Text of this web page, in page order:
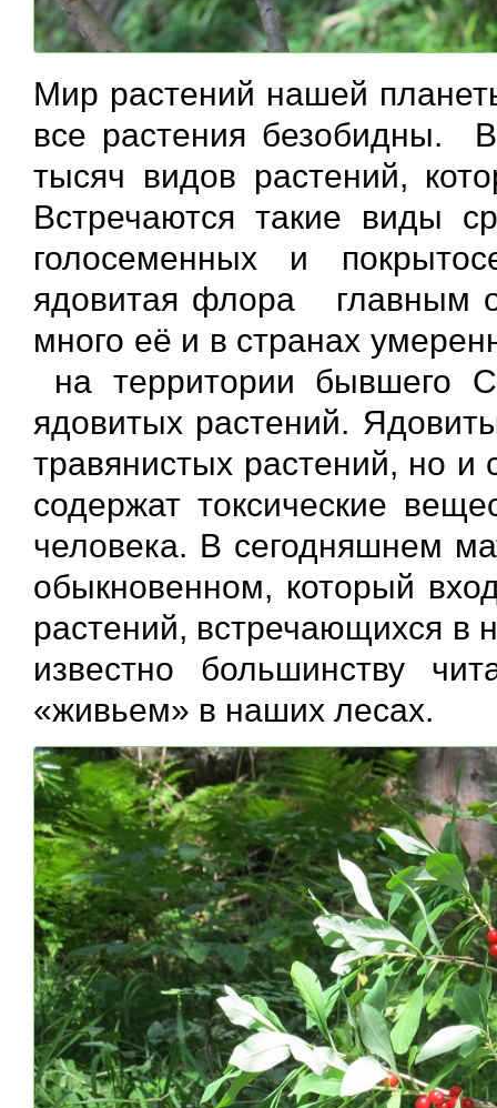
Мир растений нашей
все растения безобидны.
тысяч видов растений,
Встречаются такие виды
голосеменных и
ядовитая флора главным
много её и в странах
на территории бывшего
ядовитых растений.
травянистых растений, но и
содержат токсические
человека. В сегодняшнем
обыкновенном, который
растений, встречающихся в
известно большинству
«живьем» в наших лесах.